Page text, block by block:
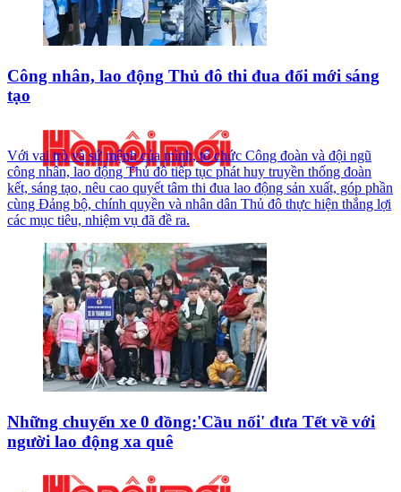
Công nhân, lao động Thủ đô thi đua đổi mới sáng
tạo
Với vai trò và sứ mệnh của mình, tổ chức Công đoàn và đội ngũ
công nhân, lao động Thủ đô tiếp tục phát huy truyền thống đoàn
kết, sáng tạo, nêu cao quyết tâm thi đua lao động sản xuất, góp phần
cùng Đảng bộ, chính quyền và nhân dân Thủ đô thực hiện thắng lợi
các mục tiêu, nhiệm vụ đã đề ra.
Những chuyến xe 0 đồng:'Cầu nối' đưa Tết về với
người lao động xa quê